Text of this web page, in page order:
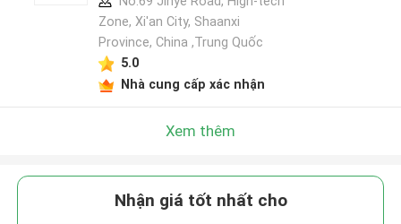
Zone, Xi'an City, Shaanxi
Province, China ,Trung Quốc
5.0
Nhà cung cấp xác nhận
Xem thêm
Nhận giá tốt nhất cho